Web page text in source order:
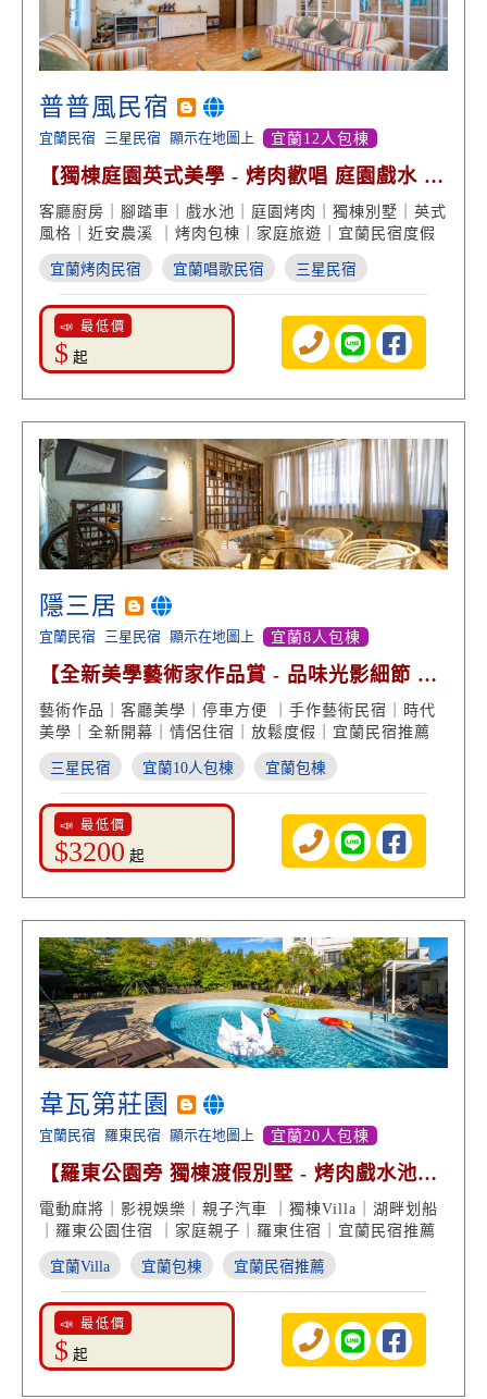
普普風民宿
宜蘭民宿 三星民宿 顯示在地圖上 宜蘭12人包棟
【獨棟庭園英式美學 - 烤肉歡唱 庭園戲水 舒
適享受】
客廳廚房｜腳踏車｜戲水池｜庭園烤肉｜獨棟別墅｜英式
風格｜近安農溪 ｜烤肉包棟｜家庭旅遊｜宜蘭民宿度假
宜蘭烤肉民宿 宜蘭唱歌民宿 三星民宿
📣 最低價
$ 起
隱三居
宜蘭民宿 三星民宿 顯示在地圖上 宜蘭8人包棟
【全新美學藝術家作品賞 - 品味光影細節 時
光空間之旅】
藝術作品｜客廳美學｜停車方便 ｜手作藝術民宿｜時代
美學｜全新開幕｜情侶住宿｜放鬆度假｜宜蘭民宿推薦
三星民宿 宜蘭10人包棟 宜蘭包棟
📣 最低價
$3200 起
韋瓦第莊園
宜蘭民宿 羅東民宿 顯示在地圖上 宜蘭20人包棟
【羅東公園旁 獨棟渡假別墅 - 烤肉戲水池包
棟 品味住宿】
電動麻將｜影視娛樂｜親子汽車 ｜獨棟Villa｜湖畔划船
｜羅東公園住宿 ｜家庭親子｜羅東住宿｜宜蘭民宿推薦
宜蘭Villa 宜蘭包棟 宜蘭民宿推薦
📣 最低價
$ 起